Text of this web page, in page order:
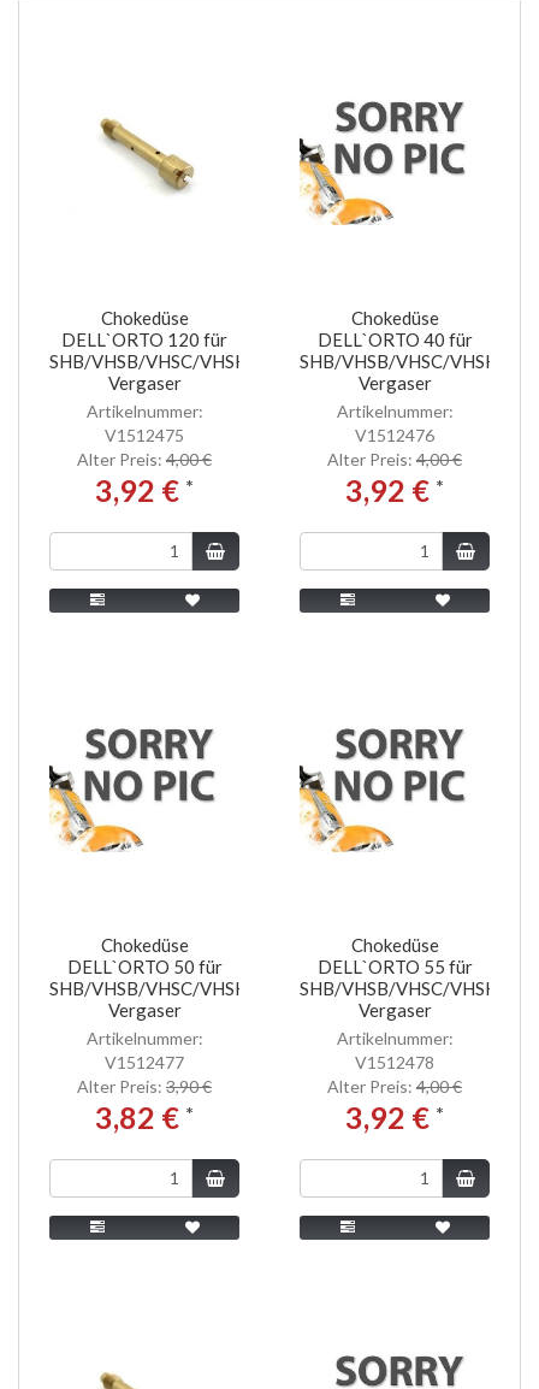
Chokedüse
DELL`ORTO 120 für
SHB/VHSB/VHSC/VHSH
Vergaser
Artikelnummer:
V1512475
Alter Preis: 4,00 €
3,92 € *
Chokedüse
DELL`ORTO 40 für
SHB/VHSB/VHSC/VHSH
Vergaser
Artikelnummer:
V1512476
Alter Preis: 4,00 €
3,92 € *
Chokedüse
DELL`ORTO 50 für
SHB/VHSB/VHSC/VHSH
Vergaser
Artikelnummer:
V1512477
Alter Preis: 3,90 €
3,82 € *
Chokedüse
DELL`ORTO 55 für
SHB/VHSB/VHSC/VHSH
Vergaser
Artikelnummer:
V1512478
Alter Preis: 4,00 €
3,92 € *